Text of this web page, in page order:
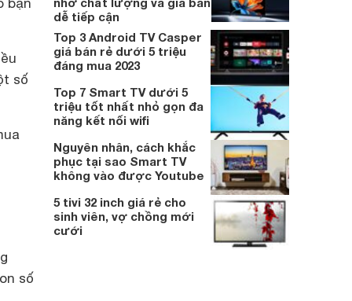
bạn
số
số
dễ tiếp cận
Top 3 Android TV Casper
giá bán rẻ dưới 5 triệu
đáng mua 2023
Top 7 Smart TV dưới 5
triệu tốt nhất nhỏ gọn đa
năng kết nối wifi
Nguyên nhân, cách khắc
phục tại sao Smart TV
không vào được Youtube
5 tivi 32 inch giá rẻ cho
sinh viên, vợ chồng mới
cưới